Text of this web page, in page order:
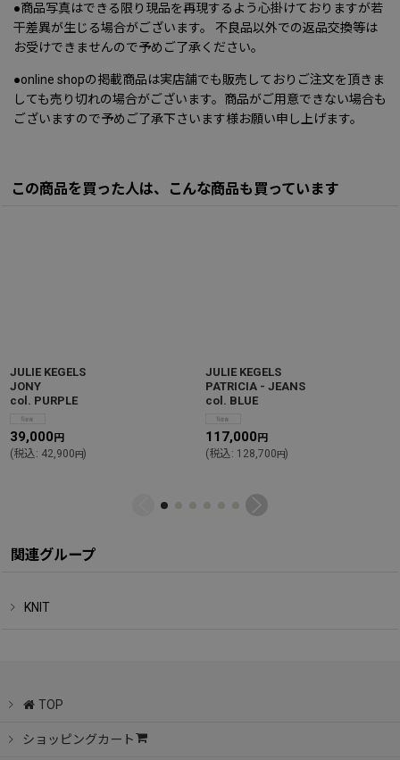
●商品写真はできる限り現品を再現するよう心掛けておりますが若
干差異が生じる場合がございます。 不良品以外での返品交換等は
お受けできませんので予めご了承ください。
●online shopの掲載商品は実店舗でも販売しておりご注文を頂きま
しても売り切れの場合がございます。商品がご用意できない場合も
ございますので予めご了承下さいます様お願い申し上げます。
この商品を買った人は、こんな商品も買っています
JULIE KEGELS
JONY
col. PURPLE
39,000 円
(税込: 42,900 円)
JULIE KEGELS
PATRICIA - JEANS
col. BLUE
117,000 円
(税込: 128,700 円)
関連グループ
KNIT
TOP
ショッピングカート